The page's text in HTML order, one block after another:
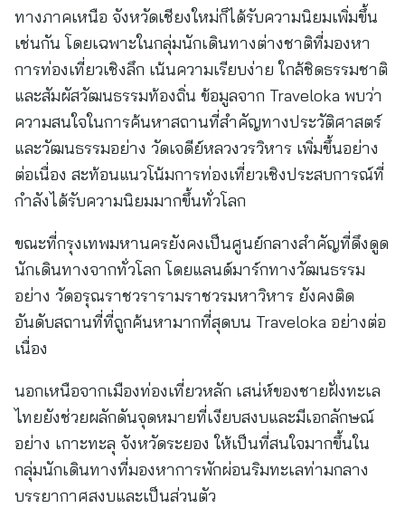
ทางภาคเหนือ จังหวัดเชียงใหม่ก็ได้รับความนิยมเพิ่มขึ้น
เช่นกัน โดยเฉพาะในกลุ่มนักเดินทางต่างชาติที่มองหา
การท่องเที่ยวเชิงลึก เน้นความเรียบง่าย ใกล้ชิดธรรมชาติ
และสัมผัสวัฒนธรรมท้องถิ่น ข้อมูลจาก Traveloka พบว่า
ความสนใจในการค้นหาสถานที่สำคัญทางประวัติศาสตร์
และวัฒนธรรมอย่าง วัดเจดีย์หลวงวรวิหาร เพิ่มขึ้นอย่าง
ต่อเนื่อง สะท้อนแนวโน้มการท่องเที่ยวเชิงประสบการณ์ที่
กำลังได้รับความนิยมมากขึ้นทั่วโลก
ขณะที่กรุงเทพมหานครยังคงเป็นศูนย์กลางสำคัญที่ดึงดูด
นักเดินทางจากทั่วโลก โดยแลนด์มาร์กทางวัฒนธรรม
อย่าง วัดอรุณราชวรารามราชวรมหาวิหาร ยังคงติด
อันดับสถานที่ที่ถูกค้นหามากที่สุดบน Traveloka อย่างต่อ
เนื่อง
นอกเหนือจากเมืองท่องเที่ยวหลัก เสน่ห์ของชายฝั่งทะเล
ไทยยังช่วยผลักดันจุดหมายที่เงียบสงบและมีเอกลักษณ์
อย่าง เกาะทะลุ จังหวัดระยอง ให้เป็นที่สนใจมากขึ้นใน
กลุ่มนักเดินทางที่มองหาการพักผ่อนริมทะเลท่ามกลาง
บรรยากาศสงบและเป็นส่วนตัว